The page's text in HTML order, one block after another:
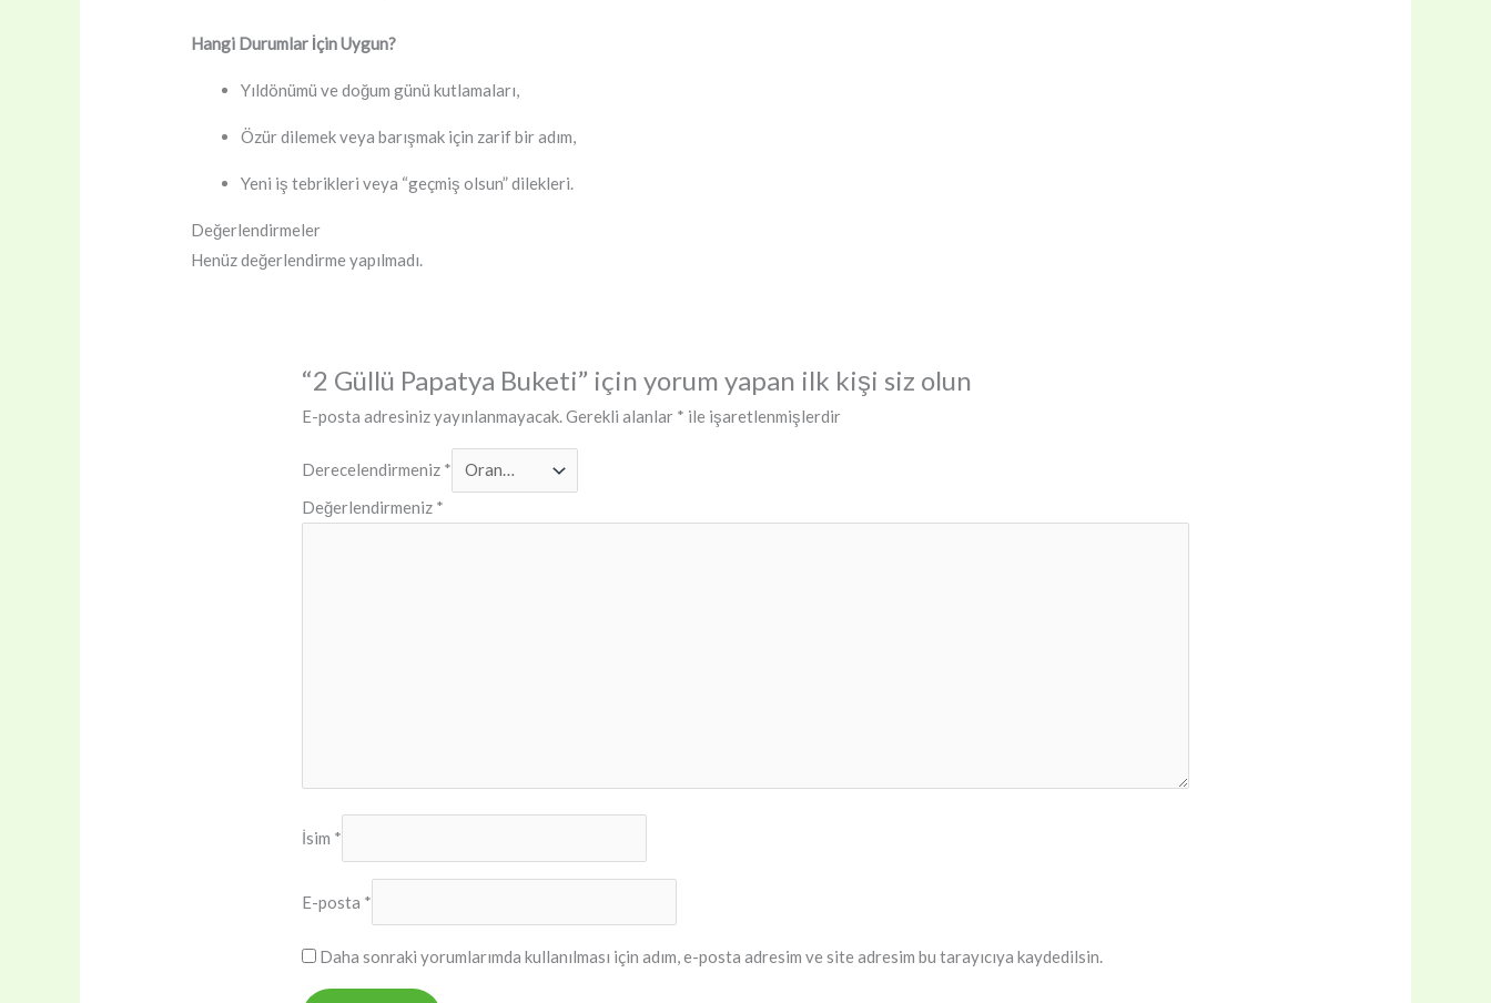
Hangi Durumlar İçin Uygun?
Yıldönümü ve doğum günü kutlamaları,
Özür dilemek veya barışmak için zarif bir adım,
Yeni iş tebrikleri veya “geçmiş olsun” dilekleri.
Değerlendirmeler
Henüz değerlendirme yapılmadı.
“2 Güllü Papatya Buketi” için yorum yapan ilk kişi siz olun
E-posta adresiniz yayınlanmayacak.Gerekli alanlar * ile işaretlenmişlerdir
Derecelendirmeniz *
Değerlendirmeniz *
İsim *
E-posta *
Daha sonraki yorumlarımda kullanılması için adım, e-posta adresim ve site adresim bu tarayıcıya kaydedilsin.